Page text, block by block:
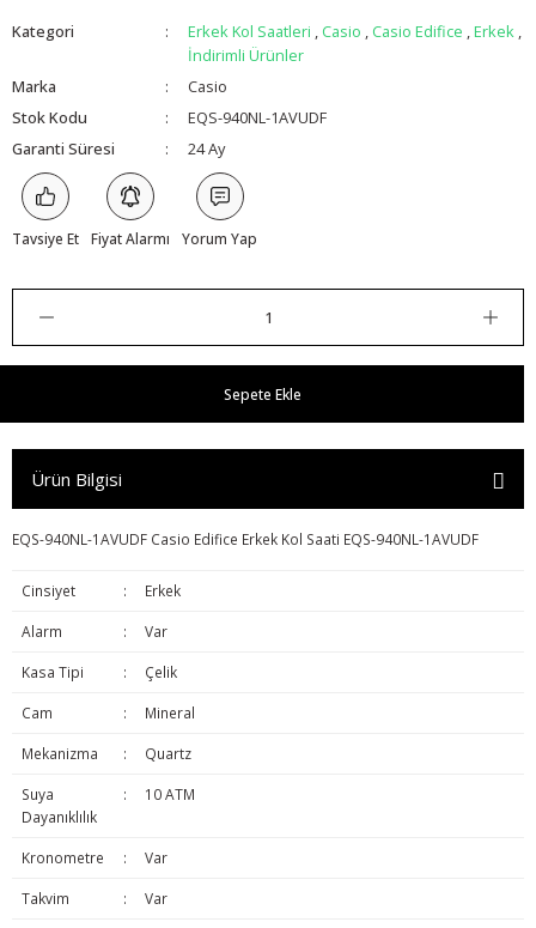
Kategori Erkek Kol Saatleri , Casio , Casio Edifice ,Erkek ,
İndirimli Ürünler
Marka
Casio
Stok Kodu
EQS-940NL-1AVUDF
Garanti Süresi
24 Ay
Tavsiye Et Fiyat Alarmı Yorum Yap
Sepete Ekle
Ürün Bilgisi
EQS-940NL-1AVUDF Casio Edifice Erkek Kol Saati EQS-940NL-1AVUDF
Cinsiyet : Erkek
Alarm : Var
Kasa Tipi : Çelik
Cam : Mineral
Mekanizma : Quartz
Suya
Dayanıklılık
: 10 ATM
Kronometre : Var
Takvim : Var